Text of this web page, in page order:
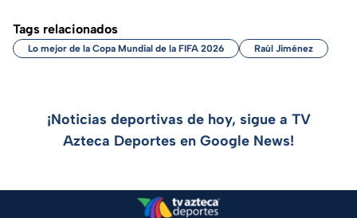
Tags relacionados
Lo mejor de la Copa Mundial de la FIFA 2026 Raúl Jiménez
¡Noticias deportivas de hoy, sigue a TV
Azteca Deportes en Google News!